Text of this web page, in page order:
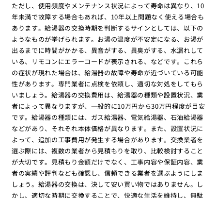
ただし、使用頻度やメンテナンス状況によって寿命は異なり、10
年未満で故障する場合もあれば、10年以上問題なく使える場合も
あります。給湯器の交換時期を判断するサインとしては、以下の
ようなものが挙げられます。お湯の温度が不安定になる、お湯が
出るまでに時間がかかる、異音がする、異臭がする、水漏れして
いる、リモコンにエラーコードが表示される、などです。これら
の症状が現れた場合は、給湯器の故障や寿命が近づいている可能
性があります。専門業者に点検を依頼し、適切な対処をしてもら
いましょう。給湯器の交換費用は、給湯器の種類や設置状況、業
者によって異なりますが、一般的に10万円から30万円程度が目安
です。給湯器の種類には、ガス給湯器、電気給湯器、石油給湯器
などがあり、それぞれ本体価格が異なります。また、設置状況に
よって、追加の工事費用が発生する場合があります。交換業者を
選ぶ際には、複数の業者から見積もりを取り、比較検討すること
が大切です。見積もり金額だけでなく、工事内容や保証内容、業
者の実績や評判なども確認し、信頼できる業者を選ぶようにしま
しょう。給湯器の交換は、決して安い買い物ではありません。し
かし、適切な時期に交換することで、快適な生活を維持し、無駄